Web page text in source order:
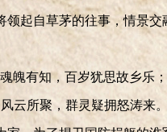
领起自草茅的往事，情景交
魄有知，百岁犹思故乡乐；
云所聚，群灵疑拥怒涛来